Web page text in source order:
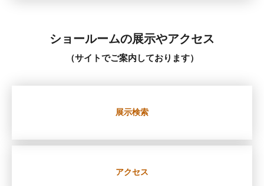
ショールームの展示やアクセス
（サイトでご案内しております）
展示検索
アクセス